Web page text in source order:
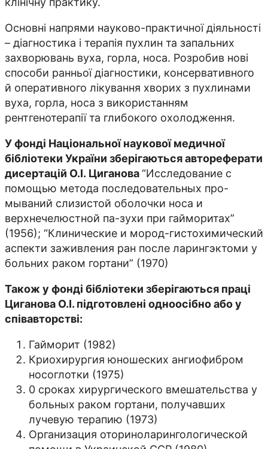
Основні напрями науково-практичної діяльності
– діагностика і терапія пухлин та запальних
захворювань вуха, горла, носа. Розробив нові
способи ранньої діагностики, консервативного
й оперативного лікування хворих з пухлинами
вуха, горла, носа з використанням
рентгенотерапії та глибокого охолодження.
У фонді Національної наукової медичної
бібліотеки України зберігаються автореферати
дисертацій О.І. Циганова“Исследование с
помощью метода последовательных про-
мываний слизистой оболочки носа и
верхнечелюстной па-зухи при гайморитах”
(1956); “Клинические и мород-гистохимический
аспекти заживления ран после ларингэктоми у
больних раком гортани” (1970)
Також у фонді бібліотеки зберігаються праці
Циганова О.І. підготовлені одноосібно або у
співавторстві:
Гайморит (1982)
Криохирургия юношеских ангиофибром
носоглотки (1975)
0 сроках хирургического вмешательства у
больных раком гортани, получавших
лучевую терапию (1973)
Организация оториноларингологической